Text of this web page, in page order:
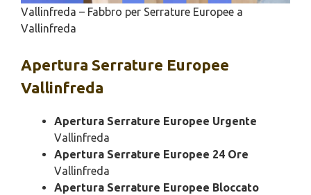
Vallinfreda – Fabbro per Serrature Europee a
Vallinfreda
Apertura Serrature Europee
Vallinfreda
Apertura Serrature Europee Urgente
Vallinfreda
Apertura Serrature Europee 24 Ore
Vallinfreda
Apertura Serrature Europee Bloccato